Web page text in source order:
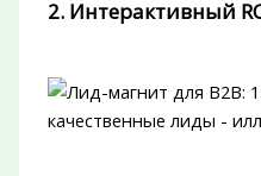
2. Интерактивный